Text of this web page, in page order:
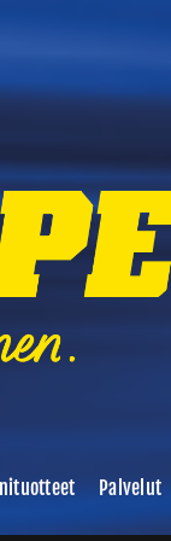
Palvelut